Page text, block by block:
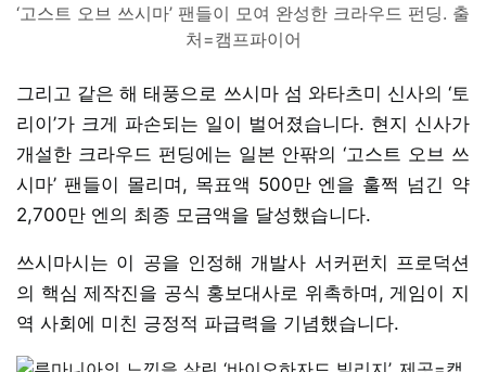
‘고스트 오브 쓰시마’ 팬들이 모여 완성한 크라우드 펀딩. 출
처=캠프파이어
그리고 같은 해 태풍으로 쓰시마 섬 와타츠미 신사의 ‘토
리이’가 크게 파손되는 일이 벌어졌습니다. 현지 신사가
개설한 크라우드 펀딩에는 일본 안팎의 ‘고스트 오브 쓰
시마’ 팬들이 몰리며, 목표액 500만 엔을 훌쩍 넘긴 약
2,700만 엔의 최종 모금액을 달성했습니다.
쓰시마시는 이 공을 인정해 개발사 서커펀치 프로덕션
의 핵심 제작진을 공식 홍보대사로 위촉하며, 게임이 지
역 사회에 미친 긍정적 파급력을 기념했습니다.